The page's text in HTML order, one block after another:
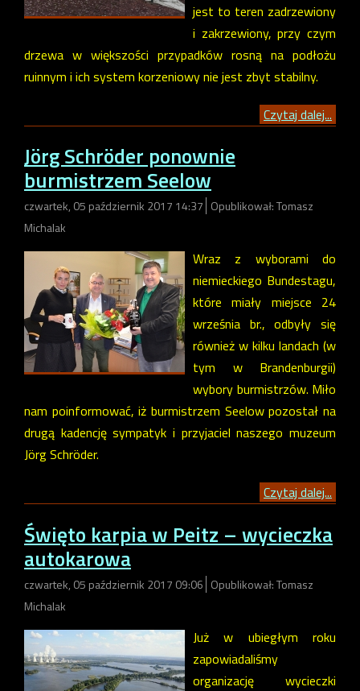
jest to teren zadrzewiony
i zakrzewiony, przy czym
drzewa w większości przypadków rosną na podłożu
ruinnym i ich system korzeniowy nie jest zbyt stabilny.
Czytaj dalej...
Jörg Schröder ponownie
burmistrzem Seelow
czwartek, 05 październik 2017 14:37 Opublikował: Tomasz
Michalak
Wraz z wyborami do
niemieckiego Bundestagu,
które miały miejsce 24
września br., odbyły się
również w kilku landach (w
tym w Brandenburgii)
wybory burmistrzów. Miło
nam poinformować, iż burmistrzem Seelow pozostał na
drugą kadencję sympatyk i przyjaciel naszego muzeum
Jörg Schröder.
Czytaj dalej...
Święto karpia w Peitz – wycieczka
autokarowa
czwartek, 05 październik 2017 09:06 Opublikował: Tomasz
Michalak
Już w ubiegłym roku
zapowiadaliśmy
organizację wycieczki